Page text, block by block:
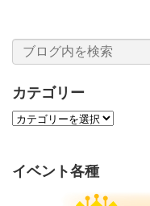
カテゴリー
カ
リ
イベント各種